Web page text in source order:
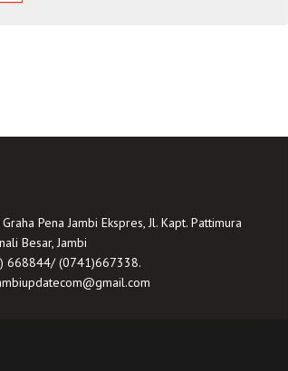
Pena Jambi Ekspres, Jl. Kapt. Pattimura
Besar, Jambi
668844/ (0741)667338.